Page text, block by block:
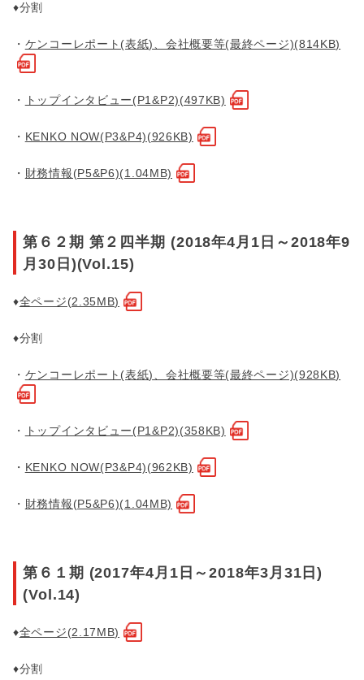
♦分割
・ ケンコーレポート(表紙)、会社概要等(最終ページ)(814KB)
・ トップインタビュー(P1&P2)(497KB)
・ KENKO NOW(P3&P4)(926KB)
・ 財務情報(P5&P6)(1.04MB)
第６２期 第２四半期 (2018年4月1日～2018年9
月30日)(Vol.15)
♦全ページ(2.35MB)
♦分割
・ ケンコーレポート(表紙)、会社概要等(最終ページ)(928KB)
・ トップインタビュー(P1&P2)(358KB)
・ KENKO NOW(P3&P4)(962KB)
・ 財務情報(P5&P6)(1.04MB)
第６１期 (2017年4月1日～2018年3月31日)
(Vol.14)
♦全ページ(2.17MB)
♦分割